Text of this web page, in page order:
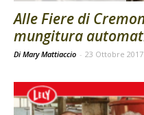
Alle Fiere di
mungitura
Di Mary Mattiaccio - 23 Ottobre 2017